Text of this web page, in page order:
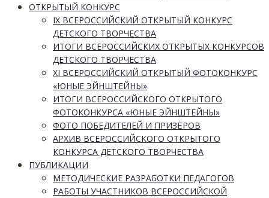
ОТКРЫТЫЙ КОНКУРС
IX ВСЕРОССИЙСКИЙ ОТКРЫТЫЙ КОНКУРС
ДЕТСКОГО ТВОРЧЕСТВА
ИТОГИ ВСЕРОССИЙСКИХ ОТКРЫТЫХ КОНКУРСОВ
ДЕТСКОГО ТВОРЧЕСТВА
XI ВСЕРОССИЙСКИЙ ОТКРЫТЫЙ ФОТОКОНКУРС
«ЮНЫЕ ЭЙНШТЕЙНЫ»
ИТОГИ ВСЕРОССИЙСКОГО ОТКРЫТОГО
ФОТОКОНКУРСА «ЮНЫЕ ЭЙНШТЕЙНЫ»
ФОТО ПОБЕДИТЕЛЕЙ И ПРИЗЁРОВ
АРХИВ ВСЕРОССИЙСКОГО ОТКРЫТОГО
КОНКУРСА ДЕТСКОГО ТВОРЧЕСТВА
ПУБЛИКАЦИИ
МЕТОДИЧЕСКИЕ РАЗРАБОТКИ ПЕДАГОГОВ
РАБОТЫ УЧАСТНИКОВ ВСЕРОССИЙСКОЙ